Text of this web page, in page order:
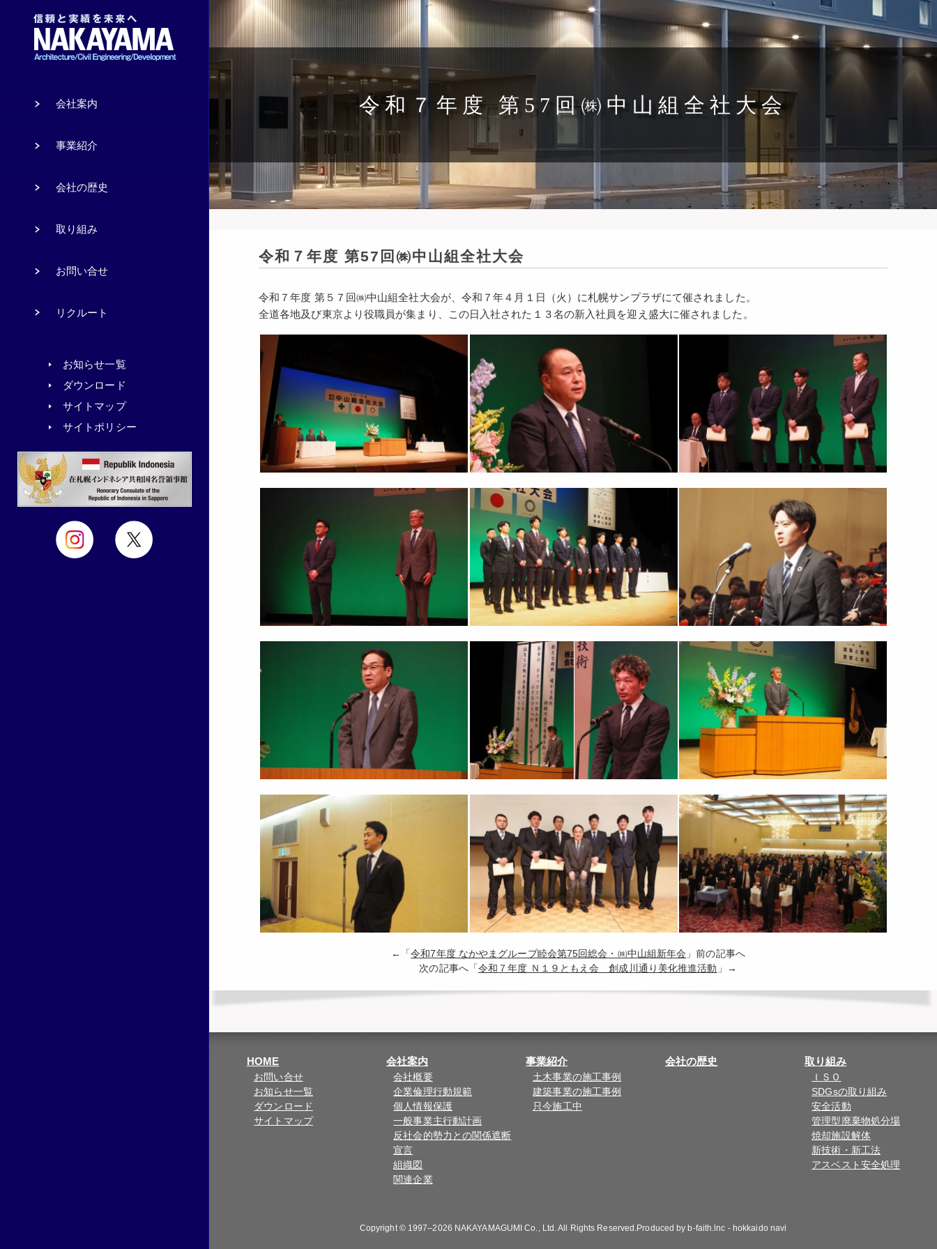
令和７年度 第57回㈱中山組全社大会
令和７年度 第57回㈱中山組全社大会
令和７年度 第５７回㈱中山組全社大会が、令和７年４月１日（火）に札幌サンプラザにて催されました。
全道各地及び東京より役職員が集まり、この日入社された１３名の新入社員を迎え盛大に催されました。
←「令和7年度 なかやまグループ睦会第75回総会・㈱中山組新年会 」前の記事へ
次の記事へ「 令和７年度 Ｎ１９ともえ会 創成川通り美化推進活動 」→
HOME
お問い合せ
お知らせ一覧
ダウンロード
サイトマップ
会社案内
会社概要
企業倫理行動規範
個人情報保護
一般事業主行動計画
反社会的勢力との関係遮断
宣言
組織図
関連企業
事業紹介
土木事業の施工事例
建築事業の施工事例
只今施工中
会社の歴史 取り組み
ＩＳＯ
SDGsの取り組み
安全活動
管理型廃棄物処分場
焼却施設解体
新技術・新工法
アスベスト安全処理
Copyright © 1997–2026 NAKAYAMAGUMI Co., Ltd. All Rights Reserved.Produced byb-faith.lnc - hokkaido navi
会社案内
事業紹介
会社の歴史
取り組み
お問い合せ
リクルート
お知らせ一覧
ダウンロード
サイトマップ
サイトポリシー